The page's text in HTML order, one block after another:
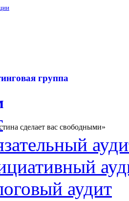
группа
сделает вас свободными»
аудит